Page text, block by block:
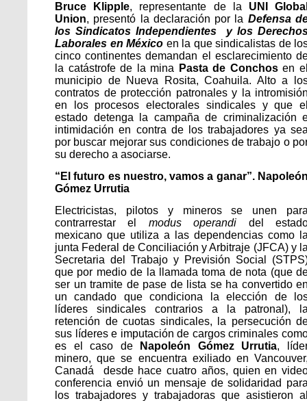
Bruce Klipple, representante de la UNI
Union, presentó la declaración por la Defensa
los Sindicatos Independientes y los
Laborales en México en la que sindicalistas de
cinco continentes demandan el esclarecimiento
la catástrofe de la mina
Pasta de Conchosen
municipio de Nueva Rosita, Coahuila. Alto a
contratos de protección patronales y la
en los procesos electorales sindicales y que
estado detenga la campaña de criminalización
intimidación en contra de los trabajadores ya
por buscar mejorar sus condiciones de trabajo o
su derecho a asociarse.
“El futuro es nuestro, vamos a ganar”.
Gómez Urrutia
Electricistas, pilotos y mineros se unen
contrarrestar el modus operandi del
mexicano que utiliza a las dependencias como
junta Federal de Conciliación y Arbitraje (JFCA) y
Secretaria del Trabajo y Previsión Social
que por medio de la llamada toma de nota (que
ser un tramite de pase de lista se ha convertido
un candado que condiciona la elección de
líderes sindicales contrarios a la patronal),
retención de cuotas sindicales, la persecución
sus líderes e imputación de cargos criminales
es el caso de
Napoleón Gómez Urrutia,
minero, que se encuentra exiliado en
Canadá desde hace cuatro años, quien en
conferencia envió un mensaje de solidaridad
los trabajadores y trabajadoras que asistieron